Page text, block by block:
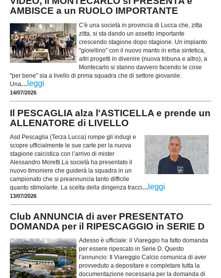
AMBISCE a un RUOLO IMPORTANTE
C'è una società in provincia di Lucca che, zitta
zitta, si sta dando un assetto importante
crescendo stagione dopo stagione. Un impianto
"gioiellino" con il nuovo manto in erba sintetica,
altri progetti in divenire (nuova tribuna e altro), a
Montecarlo si stanno davvero facendo le cose
"per bene" sia a livello di prima squadra che di settore giovanile.
Una... leggi
14/07/2026
Il PESCAGLIA alza l'ASTICELLA e prende un
ALLENATORE di LIVELLO
Asd Pescaglia (Terza Lucca) rompe gli indugi e
scopre ufficialmente le sue carte per la nuova
stagione calcistica con l’arrivo di mister
Alessandro Moretti.La società ha presentato il
nuovo timoniere che guiderà la squadra in un
campionato che si preannuncia tanto difficile
quanto stimolante. La scelta della dirigenza tracci... leggi
13/07/2026
Club ANNUNCIA di aver PRESENTATO
DOMANDA per il RIPESCAGGIO in SERIE D
Adesso è ufficiale: il Viareggio ha fatto domanda
per essere ripescato in Serie D. Questo
l'annuncio: Il Viareggio Calcio comunica di aver
provveduto a depositare e completare tutta la
documentazione necessaria per la domanda di